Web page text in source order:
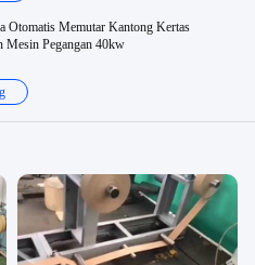
Otomatis Memutar Kantong Kertas
Mesin Pegangan 40kw